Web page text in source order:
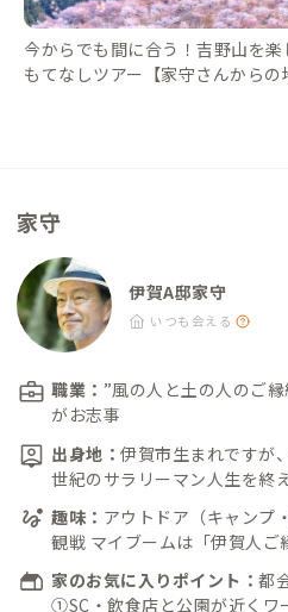
今からでも間に合う！吉野山を楽
もてなしツアー【家守さんからの
家守
伊賀A邸家守
いつも会える
職業： ”風の人と土の人のご
がお志事
出身地： 伊賀市生まれですが
世紀のサラリーマン人生を終
趣味： アウトドア（キャンプ
観戦 マイブームは「伊賀人ご
家のお気に入りポイント： 都
①SC・飲食店と公園が近く